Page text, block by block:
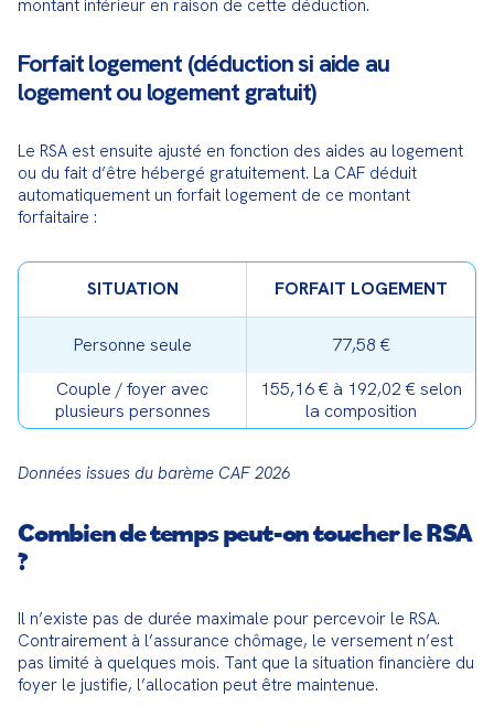
montant inférieur en raison de cette déduction.
Forfait logement (déduction si aide au
logement ou logement gratuit)
Le RSA est ensuite ajusté en fonction des aides au logement
ou du fait d’être hébergé gratuitement. La CAF déduit
automatiquement un forfait logement de ce montant
forfaitaire :
SITUATION FORFAIT LOGEMENT
Personne seule
77,58 €
Couple / foyer avec
plusieurs personnes
155,16 € à 192,02 € selon
la composition
Données issues du barème CAF 2026
Combien de temps peut-on toucher le RSA
?
Il n’existe pas de durée maximale pour percevoir le RSA.
Contrairement à l’assurance chômage, le versement n’est
pas limité à quelques mois. Tant que la situation financière du
foyer le justifie, l’allocation peut être maintenue.